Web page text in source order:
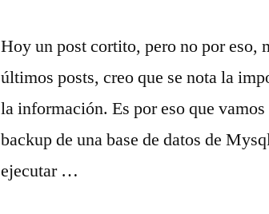
Hoy un post cortito, pero no por eso,
últimos posts, creo que se nota la
la información. Es por eso que
backup de una base de datos de
ejecutar …